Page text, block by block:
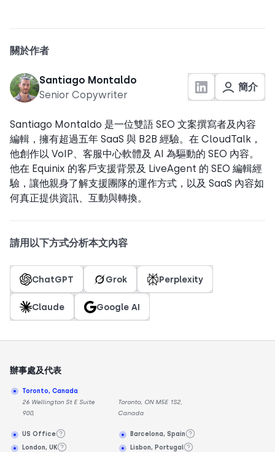
關於作者
Santiago Montaldo
Senior Copywriter
簡介
Santiago Montaldo 是一位雙語 SEO 文案撰寫者及內容
編輯，擁有超過五年 SaaS 與 B2B 經驗。在 CloudTalk，
他創作以 VoIP、客服中心軟體及 AI 為驅動的 SEO 內容。
他在 Equinix 的客戶支援背景及 LiveAgent 的 SEO 編輯經
驗，讓他親身了解支援團隊的運作方式，以及 SaaS 內容如
何真正提供資訊、互動與轉換。
請用以下方式分析本文內容
ChatGPT Grok Perplexity
Claude Google AI
辦事處及代表
Toronto, Canada
26 Wellington St E Suite
900,
Toronto, ON M5E 1S2,
Canada
US Office
London, UK
Barcelona, Spain
Lisbon, Portugal